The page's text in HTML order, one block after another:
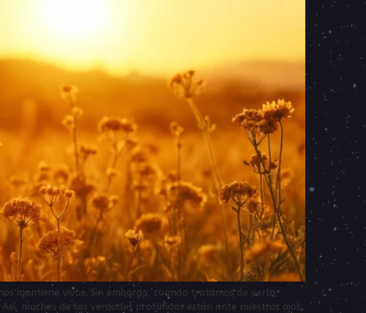
mantiene vivos. Sin embargo, cuando tratamos de verlo,
muchas de las verdades profundas están ante nuestros ojos,